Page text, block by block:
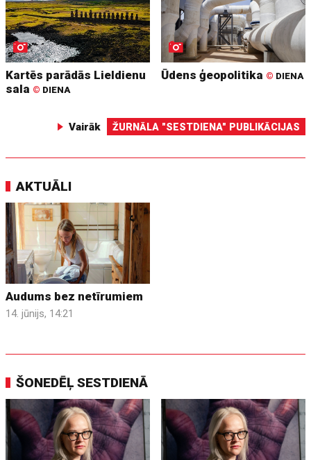
Kartēs parādās Lieldienu
sala © DIENA
Ūdens ģeopolitika © DIENA
Vairāk ŽURNĀLA "SESTDIENA" PUBLIKĀCIJAS
AKTUĀLI
Audums bez netīrumiem
14. jūnijs, 14:21
ŠONEDĒĻ SESTDIENĀ